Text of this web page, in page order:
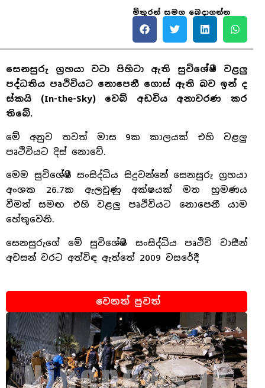
මිතුරන් සමග බෙදාගන්න
සෙනසුරු ග්‍රහයා වටා පිහිටා ඇති සුවිශේෂී වළලු
පද්ධතිය පෘථිවියට නොපෙනී ගොස් ඇති බව ඉන් ද
ස්කයි (In-the-Sky) වෙබ් අඩවිය අනාවරණ කර
තිබේ.
මේ අනුව තවත් මාස 9ක කාලයක් එහි වළලු
පෘථිවියට දිස් නොවේ.
මෙම සුවිශේෂී සංසිද්ධිය සිදුවන්නේ සෙනසුරු ග්‍රහයා
අංශක 26.7ක ඇලවුණු අක්ෂයක් මත භ්‍රමණය
වීමත් සමඟ එහි වළලු පෘථිවියට නොපෙනී යාම
හේතුවෙනි.
සෙනසුරුගේ මේ සුවිශේෂී සංසිද්ධිය පෘථිවි වාසීන්
අවසන් වරට අත්විඳ ඇත්තේ 2009 වසරේදී
වෙනත් පුවත්